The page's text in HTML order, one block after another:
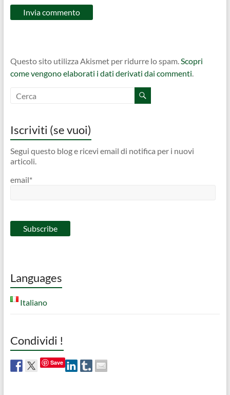
Questo sito utilizza Akismet per ridurre lo spam.Scopri
come vengono elaborati i dati derivati dai commenti.
Iscriviti (se vuoi)
Segui questo blog e ricevi email di notifica per i nuovi
articoli.
email*
Languages
Italiano
Condividi !
Save